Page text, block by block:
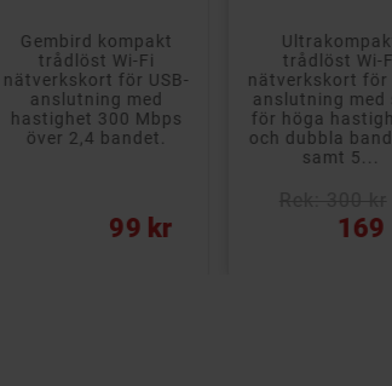
Gembird kompakt
trådlöst Wi-Fi
nätverkskort för USB-
anslutning med
hastighet 300 Mbps
över 2,4 bandet.
99 kr
trådlöst Wi-
nätverkskort för
anslutning med
för höga
och dubbla
samt 5...
169